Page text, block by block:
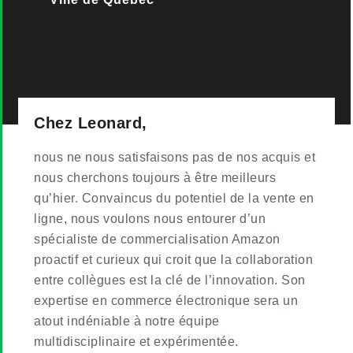
Chez Leonard,
nous ne nous satisfaisons pas de nos acquis et
nous cherchons toujours à être meilleurs
qu’hier. Convaincus du potentiel de la vente en
ligne, nous voulons nous entourer d’un
spécialiste de commercialisation Amazon
proactif et curieux qui croit que la collaboration
entre collègues est la clé de l’innovation. Son
expertise en commerce électronique sera un
atout indéniable à notre équipe
multidisciplinaire et expérimentée.